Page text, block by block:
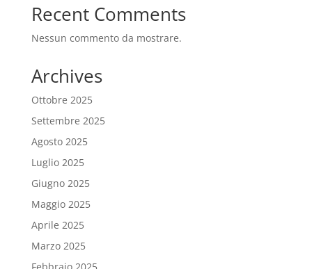
Recent Comments
Nessun commento da mostrare.
Archives
Ottobre 2025
Settembre 2025
Agosto 2025
Luglio 2025
Giugno 2025
Maggio 2025
Aprile 2025
Marzo 2025